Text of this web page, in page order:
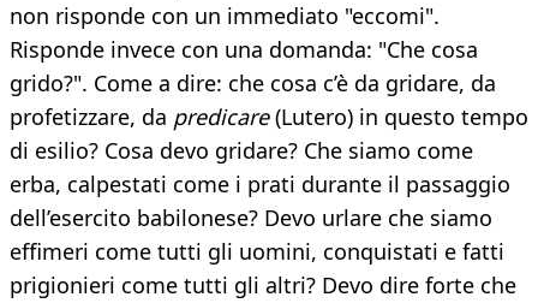
non risponde con un immediato "eccomi".
Risponde invece con una domanda: "Che cosa
grido?". Come a dire: che cosa c’è da gridare, da
profetizzare, da predicare(Lutero) in questo tempo
di esilio? Cosa devo gridare? Che siamo come
erba, calpestati come i prati durante il passaggio
dell’esercito babilonese? Devo urlare che siamo
effimeri come tutti gli uomini, conquistati e fatti
prigionieri come tutti gli altri? Devo dire forte che